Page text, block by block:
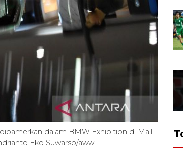
dalam BMW Exhibition di Mall
Eko Suwarso/aww.